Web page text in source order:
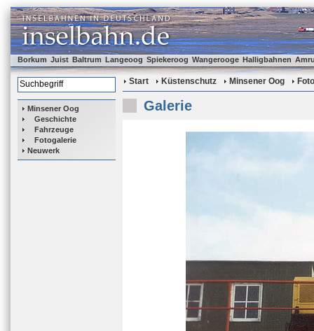
Borkum Juist Baltrum Langeoog Spiekeroog Wangerooge Halligbahnen
Minsener Oog
Geschichte
Fahrzeuge
Fotogalerie
Neuwerk
Start Küstenschutz Minsener Oog
Galerie